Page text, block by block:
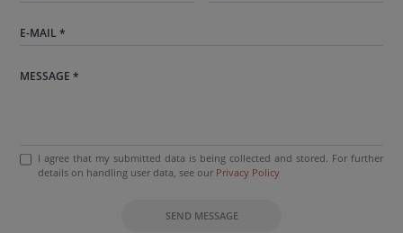
I agree that my submitted data is being collected and stored. For further
details on handling user data, see our Privacy Policy
SEND MESSAGE